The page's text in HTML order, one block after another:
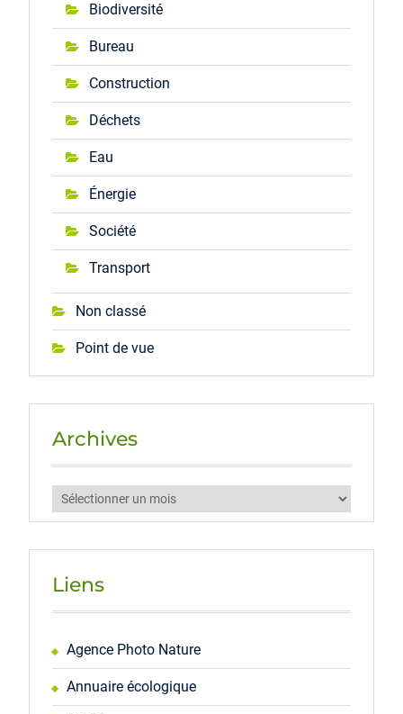
Biodiversité
Bureau
Construction
Déchets
Eau
Énergie
Société
Transport
Non classé
Point de vue
Archives
Archives
Liens
Agence Photo Nature
Annuaire écologique